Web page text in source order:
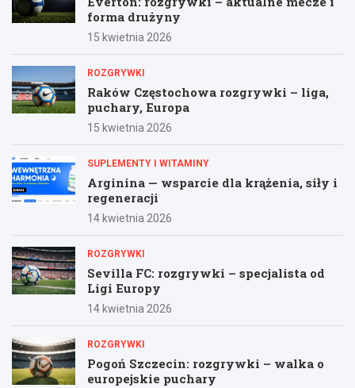
forma drużyny
15 kwietnia 2026
ROZGRYWKI
Raków Częstochowa rozgrywki – liga,
puchary, Europa
15 kwietnia 2026
SUPLEMENTY I WITAMINY
Arginina — wsparcie dla krążenia, siły i
regeneracji
14 kwietnia 2026
ROZGRYWKI
Sevilla FC: rozgrywki – specjalista od
Ligi Europy
14 kwietnia 2026
ROZGRYWKI
Pogoń Szczecin: rozgrywki – walka o
europejskie puchary